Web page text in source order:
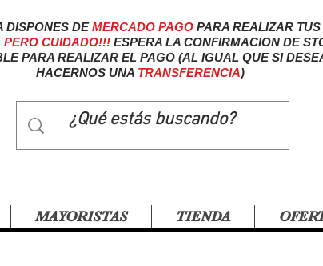
DISPONES DEMERCADO PAGO PARA REALIZAR TUS
PERO CUIDADO!!!ESPERA LA CONFIRMACION DE
PARA REALIZAR EL PAGO (AL IGUAL QUE SI
HACERNOS UNA TRANSFERENCIA)
MAYORISTAS TIENDA